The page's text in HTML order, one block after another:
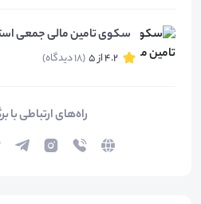
سکوی تامین مالی جمعی
4.2 از 5 (18 دیدگاه)
راه‌های ارتباطی با